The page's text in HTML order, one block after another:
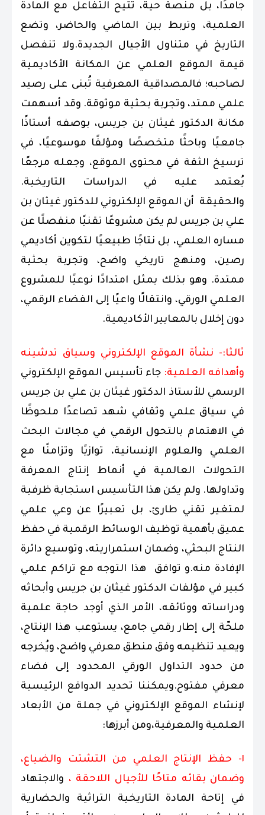
جامدًا، بل منصة حية، تتيح التفاعل مع المادة
العلمية، وتربط بين الماضي والحاضر، وتضع
التاريخ في متناول الأجيال الجديدة.ولا تنفصل
قيمة الموقع العلمي عن المكانة الأكاديمية
لصاحبه؛ فالمصداقية المعرفية تُبنى على رصيد
علمي ممتد، وتجربة بحثية موثوقة. وقد أسهمت
مكانة الدكتور غيثان بن جريس، بوصفه أستاذًا
جامعيًا وباحثًا متخصصًا ومؤلفًا موسوعيًا، في
ترسيخ الثقة في محتوى الموقع، وجعله مرجعًا
يُعتمد عليه في الدراسات التاريخية.
والحقيقة أن الموقع الإلكتروني للدكتور غيثان بن
علي بن جريس لم يكن مشروعًا تقنيًا منفصلًا عن
مساره العلمي، بل نتاجًا طبيعيًا لتكوين أكاديمي
رصين، ومنهج تاريخي واضح، وتجربة بحثية
ممتدة. وهو بذلك يمثل امتدادًا نوعيًا للمشروع
العلمي الورقي، وانتقالًا واعيًا إلى الفضاء الرقمي،
دون إخلال بالمعايير الأكاديمية.
ثالثا:- نشأة الموقع الإلكتروني وسياق تدشينه
وأهدافه العلمية: جاء تأسيس الموقع الإلكتروني
الرسمي للأستاذ الدكتور غيثان بن علي بن جريس
في سياق علمي وثقافي شهد تصاعدًا ملحوظًا
في الاهتمام بالتحول الرقمي في مجالات البحث
العلمي والعلوم الإنسانية، توازيًا وتزامنًا مع
التحولات العالمية في أنماط إنتاج المعرفة
وتداولها. ولم يكن هذا التأسيس استجابة ظرفية
لمتغير تقني طارئ، بل تعبيرًا عن وعي علمي
عميق بأهمية توظيف الوسائط الرقمية في حفظ
النتاج البحثي، وضمان استمراريته، وتوسيع دائرة
الإفادة منه.و توافق هذا التوجه مع تراكم علمي
كبير في مؤلفات الدكتور غيثان بن جريس وأبحاثه
ودراساته ووثائقه، الأمر الذي أوجد حاجة علمية
ملحّة إلى إطار رقمي جامع، يستوعب هذا الإنتاج،
ويعيد تنظيمه وفق منطق معرفي واضح، ويُخرجه
من حدود التداول الورقي المحدود إلى فضاء
معرفي مفتوح.ويمكننا تحديد الدوافع الرئيسية
لإنشاء الموقع الإلكتروني في جملة من الأبعاد
العلمية والمعرفية،ومن أبرزها:
١- حفظ الإنتاج العلمي من التشتت والضياع،
وضمان بقائه متاحًا للأجيال اللاحقة ، والاجتهاد
في إتاحة المادة التاريخية التراثية والحضارية